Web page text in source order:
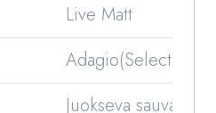
Live Matt
Adagio(Select)
Juokseva sauvakuvio